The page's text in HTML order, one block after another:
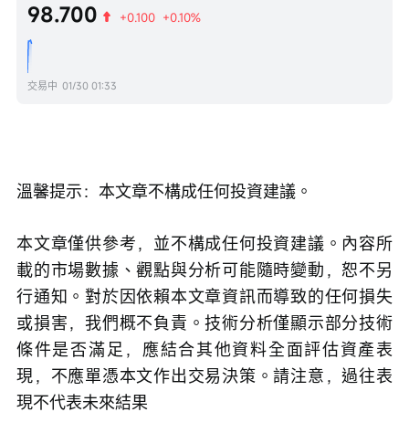
98.700 +0.100 +0.10%
交易中 01/30 01:33
溫馨提示：本文章不構成任何投資建議。
本文章僅供參考，並不構成任何投資建議。內容所
載的市場數據、觀點與分析可能隨時變動，恕不另
行通知。對於因依賴本文章資訊而導致的任何損失
或損害，我們概不負責。技術分析僅顯示部分技術
條件是否滿足，應結合其他資料全面評估資產表
現，不應單憑本文作出交易決策。請注意，過往表
現不代表未來結果